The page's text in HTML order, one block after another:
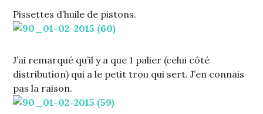
Pissettes d’huile de pistons.
J’ai remarqué qu’il y a que 1 palier (celui côté
distribution) qui a le petit trou qui sert. J’en connais
pas la raison.